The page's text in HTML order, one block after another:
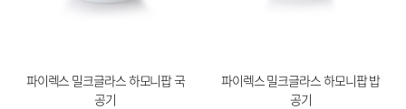
파이렉스 밀크글라스 하모니팝 국
공기
파이렉스 밀크글라스 하모니팝 밥
공기